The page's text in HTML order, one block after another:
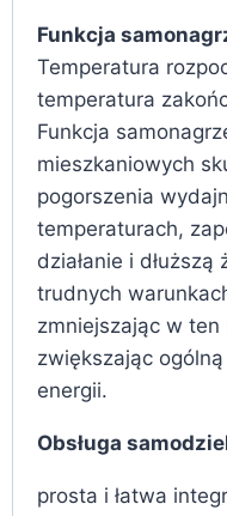
Funkcja
Temperatura
temperatura
Funkcja
mieszkaniowych
pogorszenia
temperaturach,
działanie i
trudnych
zmniejszając w
zwiększając
energii.
Obsługa
prosta i łatwa